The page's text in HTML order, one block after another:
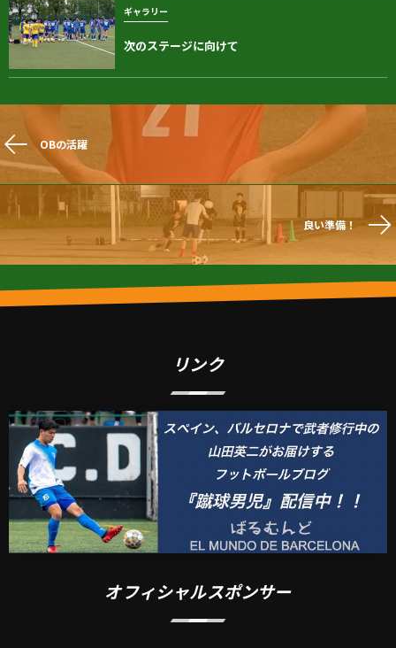
ギャラリー
次のステージに向けて
OBの活躍
良い準備！
リンク
オフィシャルスポンサー